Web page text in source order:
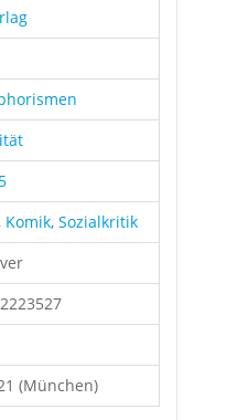
Komik, Sozialkritik
(München)